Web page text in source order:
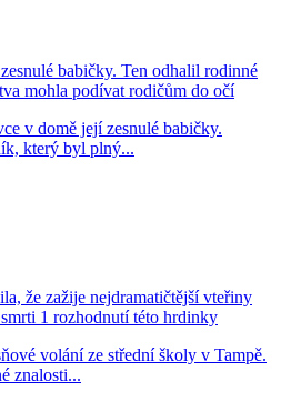
babičky. Ten odhalil rodinné
mohla podívat rodičům do očí
v domě její zesnulé babičky.
který byl plný...
že zažije nejdramatičtější vteřiny
1 rozhodnutí této hrdinky
volání ze střední školy v Tampě.
znalosti...